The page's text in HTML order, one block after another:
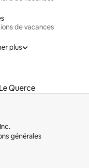
de vacances
plus
Le Querce
générales